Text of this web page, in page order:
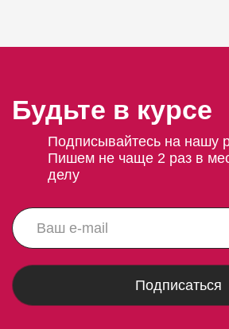
Будьте в курсе
Подписывайтесь на нашу
Пишем не чаще 2 раз в
делу
Подписаться